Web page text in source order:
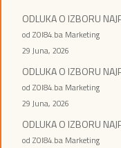
ODLUKA O IZBORU
od ZOI84.ba Marketing
29 Juna, 2026
ODLUKA O IZBORU
od ZOI84.ba Marketing
29 Juna, 2026
ODLUKA O IZBORU
od ZOI84.ba Marketing